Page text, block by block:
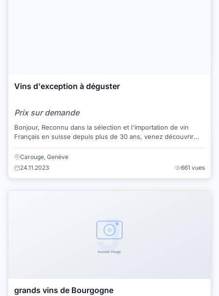
Vins d'exception à déguster
Prix sur demande
Bonjour, Reconnu dans la sélection et l'importation de vin
Français en suisse depuis plus de 30 ans, venez découvrir
Carouge, Genève
24.11.2023
661 vues
grands vins de Bourgogne